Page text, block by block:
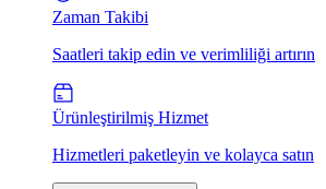
Zaman Takibi
Saatleri takip edin ve verimliliği artırın
Ürünleştirilmiş Hizmet
Hizmetleri paketleyin ve kolayca satın